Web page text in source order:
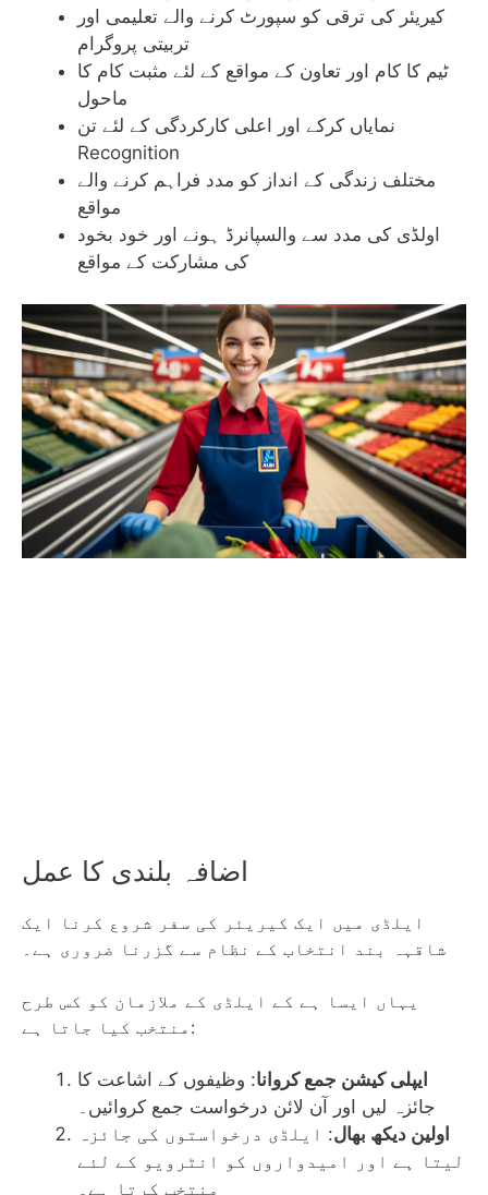
کیریئر کی ترقی کو سپورٹ کرنے والے تعلیمی اور
تربیتی پروگرام
ٹیم کا کام اور تعاون کے مواقع کے لئے مثبت کام کا
ماحول
نمایاں کرکے اور اعلی کارکردگی کے لئے تن
Recognition
مختلف زندگی کے انداز کو مدد فراہم کرنے والے
مواقع
اولڈی کی مدد سے والسپانرڈ ہونے اور خود بخود
کی مشارکت کے مواقع
اضافہ بلندی کا عمل
ایلڈی میں ایک کیریئر کی سفر شروع کرنا ایک
شاقہہ بند انتخاب کے نظام سے گزرنا ضروری ہے۔
یہاں ایسا ہے کے ایلڈی کے ملازمان کو کس طرح
منتخب کیا جاتا ہے:
ایپلی کیشن جمع کروانا: وظیفوں کے اشاعت کا
جائزہ لیں اور آن لائن درخواست جمع کروائیں۔
اولین دیکھ بھال: ایلڈی درخواستوں کی جائزہ
لیتا ہے اور امیدواروں کو انٹرویو کے لئے
منتخب کرتا ہے۔